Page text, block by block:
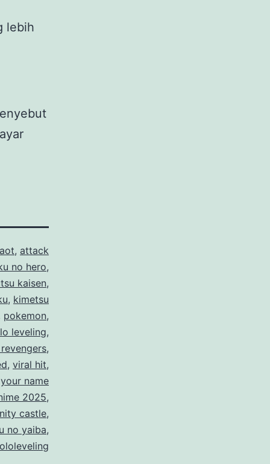
lebih
aot, attack
no hero,
kaisen,
, kimetsu
pokemon,
leveling,
,
, viral hit,
your name
2025,
castle,
no yaiba,